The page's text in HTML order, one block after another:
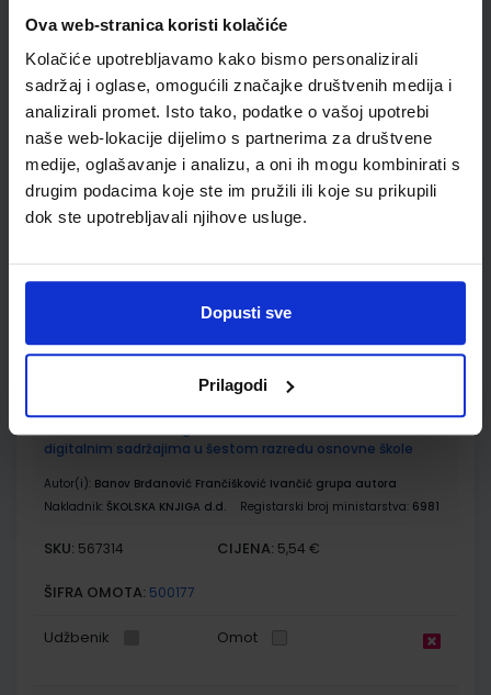
Ova web-stranica koristi kolačiće
Kolačiće upotrebljavamo kako bismo personalizirali
sadržaj i oglase, omogućili značajke društvenih medija i
analizirali promet. Isto tako, podatke o vašoj upotrebi
naše web-lokacije dijelimo s partnerima za društvene
medije, oglašavanje i analizu, a oni ih mogu kombinirati s
drugim podacima koje ste im pružili ili koje su prikupili
dok ste upotrebljavali njihove usluge.
Dopusti sve
Prilagodi
ŠIFRA OMOTA: 500179
Udžbenik Omot
POVIJEST 6; radna bilježnica iz povijesti za šesti razred
osnovne škole
Nakladnik:
ALFA d.d. Registarski broj ministarstva:
SKU:567306 CIJENA:12,00 €
Udžbenik Omot
digitalnim sadržajima u šestom razredu osnovne škole
Autor(i): Banov Brđanović Frančišković Ivančić grupa autora
Nakladnik: ŠKOLSKA KNJIGA d.d. Registarski broj ministarstva: 6981
SKU: 567314 CIJENA: 5,54 €
ŠIFRA OMOTA: 500177
Udžbenik Omot